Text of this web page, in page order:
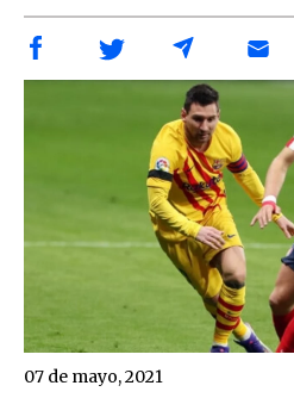
07 de mayo, 2021